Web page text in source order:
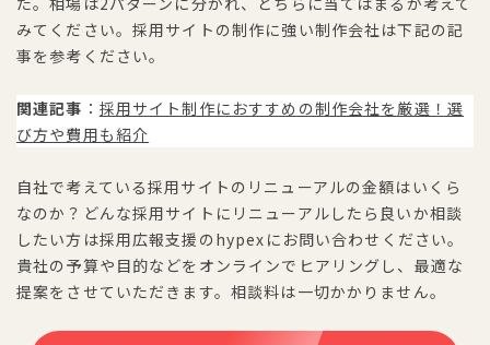
みてください。採用サイトの制作に強い制作会社は下記の記
事を参考ください。
関連記事 ： 採用サイト制作におすすめの制作会社を厳選！選
び方や費用も紹介
自社で考えている採用サイトのリニューアルの金額はいくら
なのか？どんな採用サイトにリニューアルしたら良いか相談
したい方は採用広報支援のhypexにお問い合わせください。
貴社の予算や目的などをオンラインでヒアリングし、最適な
提案をさせていただきます。相談料は一切かかりません。